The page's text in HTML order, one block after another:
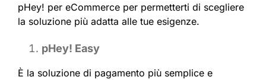
pHey! per eCommerce per permetterti di scegliere
la soluzione più adatta alle tue esigenze.
pHey! Easy
È la soluzione di pagamento più semplice e